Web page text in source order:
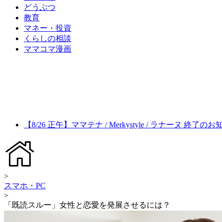
どうぶつ
教育
マネー・投資
くらしの相談
ママコマ漫画
【8/26 正午】ママテナ / Merkystyle / ラナーヌ 終了のお
>
スマホ・PC
>
「既読スルー」女性と恋愛を発展させるには？